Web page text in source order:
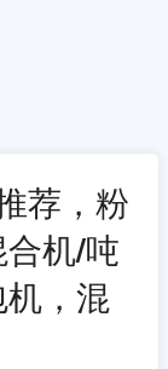
荐，粉
机/吨
，混